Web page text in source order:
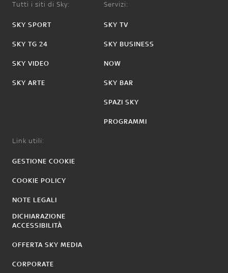
Tutti i siti di Sky:
SKY SPORT
SKY TG 24
SKY VIDEO
SKY ARTE
Servizi:
SKY TV
SKY BUSINESS
NOW
SKY BAR
SPAZI SKY
PROGRAMMI
Link utili:
GESTIONE COOKIE
COOKIE POLICY
NOTE LEGALI
DICHIARAZIONE
ACCESSIBILITÀ
OFFERTA SKY MEDIA
CORPORATE